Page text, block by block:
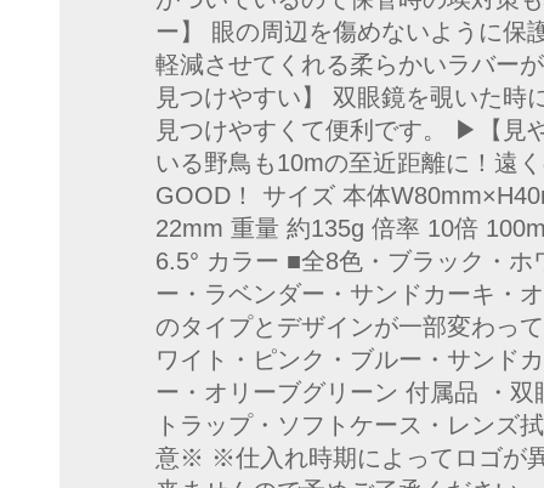
ー】 眼の周辺を傷めないように保
軽減させてくれる柔らかいラバー
見つけやすい】 双眼鏡を覗いた時
見つけやすくて便利です。 ▶【見
いる野鳥も10mの至近距離に！遠
GOOD！ サイズ 本体
22mm 重量 約135g 倍率 10倍
6.5° カラー ■全8色・ブラック・
ー・ラベンダー・サンドカーキ
のタイプとデザインが一部変わっ
ワイト・ピンク・ブルー・サンド
ー・オリーブグリーン 付属品 ・
トラップ・ソフトケース・レンズ
意※ ※仕入れ時期によってロゴが